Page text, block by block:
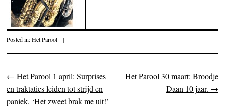
Posted in:Het Parool |
Post navigation
← Het Parool 1 april: Surprises
en traktaties leiden tot strijd en
paniek. ‘Het zweet brak me uit!’
Het Parool 30 maart: Broodje
Daan 10 jaar. →